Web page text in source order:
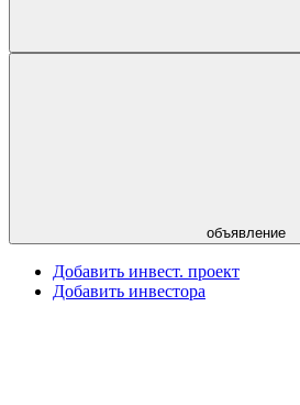
объявление
Добавить инвест. проект
Добавить инвестора